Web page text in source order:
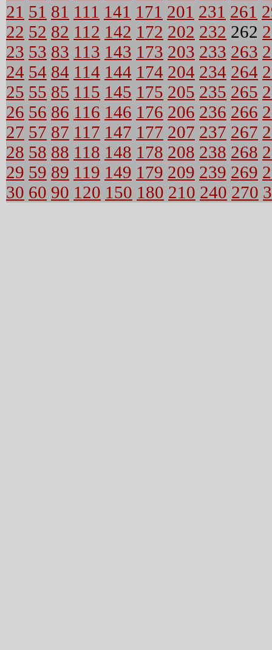
21 51 81 111 141 171 201 231 261
22 52 82 112 142 172 202 232 262
23 53 83 113 143 173 203 233 263
24 54 84 114 144 174 204 234 264
25 55 85 115 145 175 205 235 265
26 56 86 116 146 176 206 236 266
27 57 87 117 147 177 207 237 267
28 58 88 118 148 178 208 238 268
29 59 89 119 149 179 209 239 269
30 60 90 120 150 180 210 240 270